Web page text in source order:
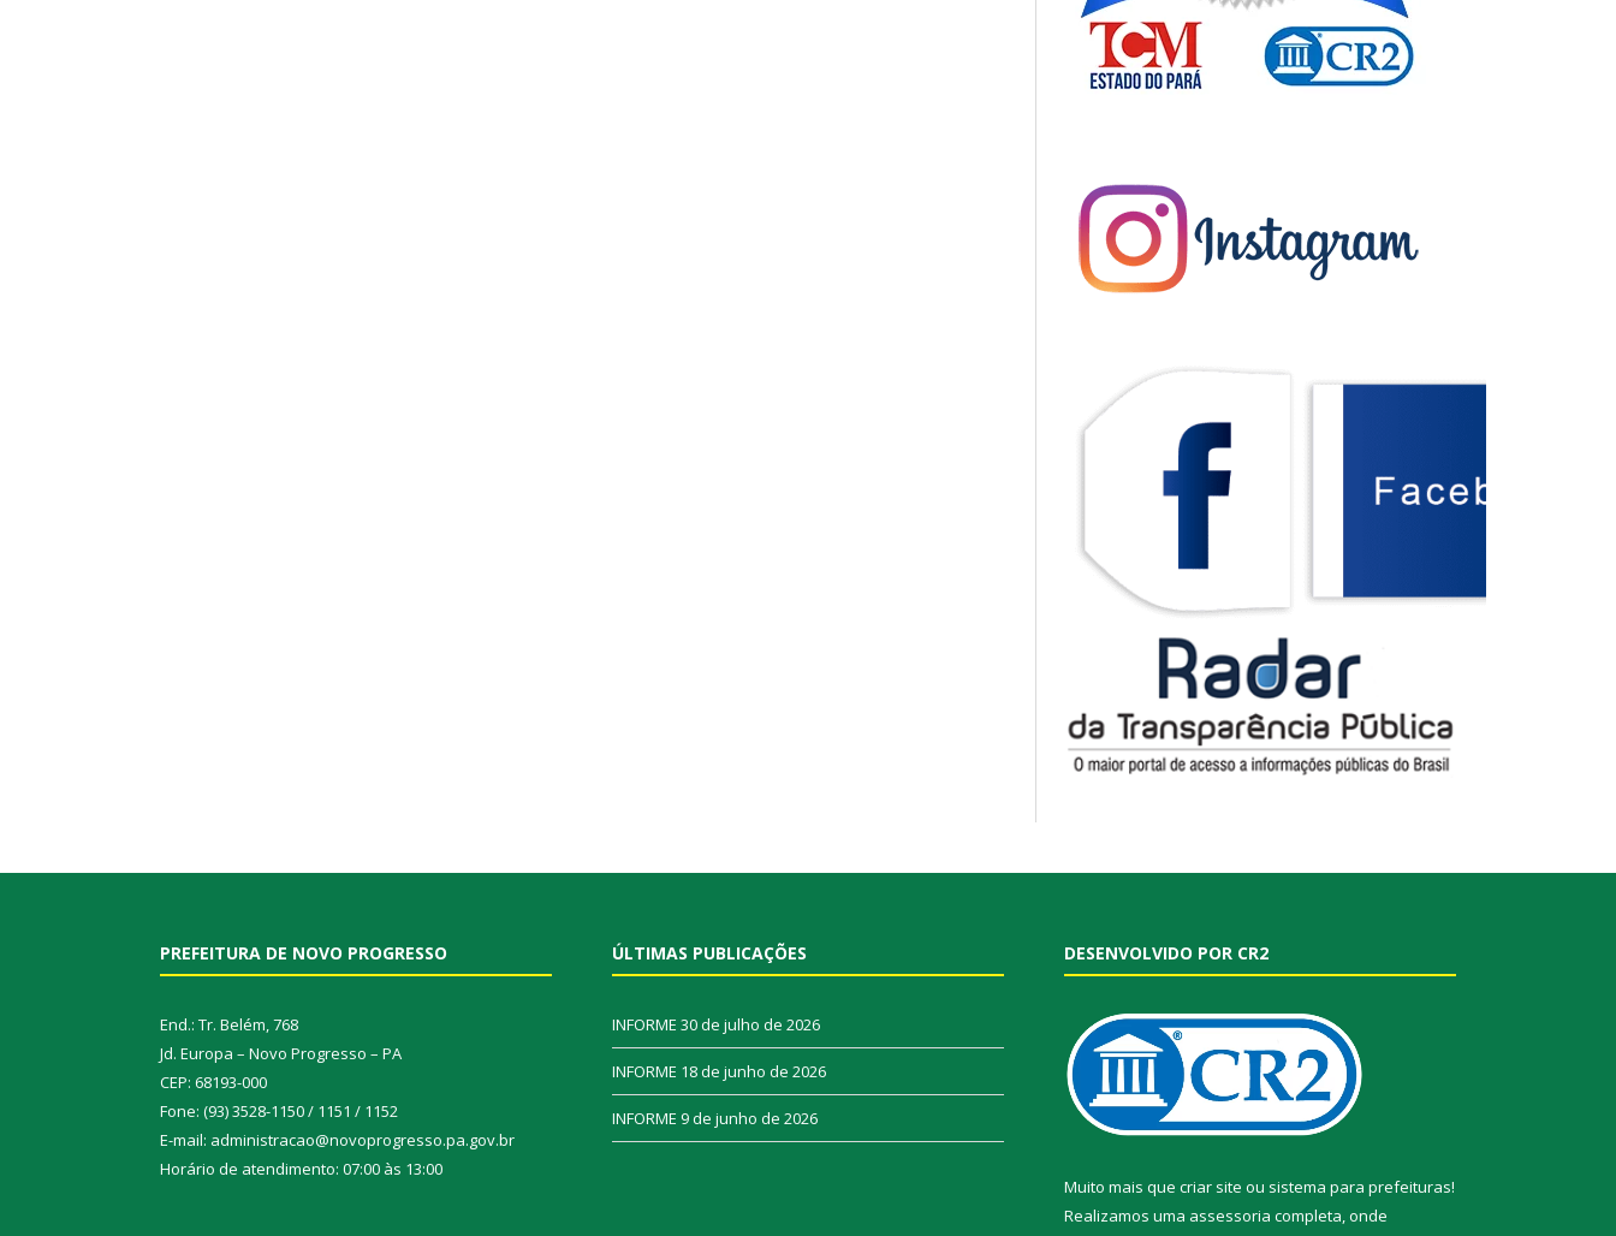
PREFEITURA DE NOVO PROGRESSO
End.: Tr. Belém, 768
Jd. Europa – Novo Progresso – PA
CEP: 68193-000
Fone: (93) 3528-1150 / 1151 / 1152
E-mail: administracao@novoprogresso.pa.gov.br
Horário de atendimento: 07:00 às 13:00
ÚLTIMAS PUBLICAÇÕES
INFORME 30 de julho de 2026
INFORME 18 de junho de 2026
INFORME 9 de junho de 2026
DESENVOLVIDO POR CR2
Muito mais que criar site ou sistema para prefeituras!
Realizamos uma assessoria completa, onde